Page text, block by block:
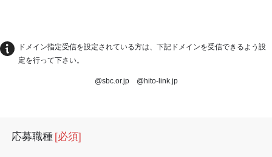
ドメイン指定受信を設定されている方は、下記ドメインを受信できるよう設
定を行って下さい。
@sbc.or.jp @hito-link.jp
応募職種 [必須]